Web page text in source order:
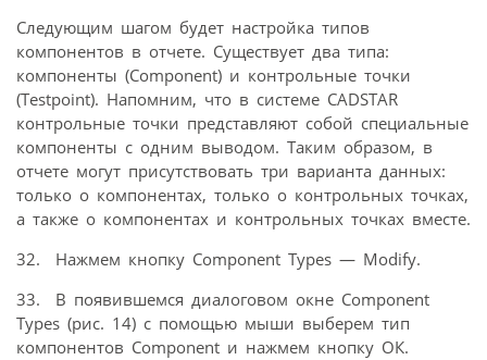
Следующим шагом будет настройка типов
компонентов в отчете. Существует два типа:
компоненты (Component) и контрольные точки
(Testpoint). Напомним, что в системе CADSTAR
контрольные точки представляют собой специальные
компоненты с одним выводом. Таким образом, в
отчете могут присутствовать три варианта данных:
только о компонентах, только о контрольных точках,
а также о компонентах и контрольных точках вместе.
32. Нажмем кнопку Component Types — Modify.
33. В появившемся диалоговом окне Component
Types (рис. 14) с помощью мыши выберем тип
компонентов Component и нажмем кнопку ОК.